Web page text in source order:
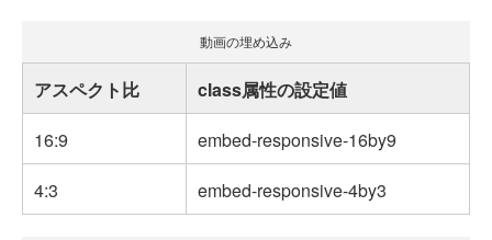
動画の埋め込み
アスペクト比
class属性の設定値
16:9
embed-responsive-16by9
4:3
embed-responsive-4by3